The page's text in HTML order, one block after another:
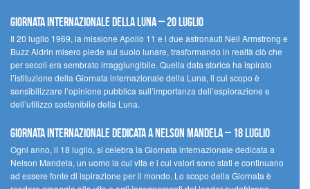
Giornata Internazionale della Luna – 20 luglio
Il 20 luglio 1969, la missione Apollo 11 e i due astronauti Neil Armstrong e
Buzz Aldrin misero piede sul suolo lunare, trasformando in realtà ciò che
per secoli era sembrato irraggiungibile. Quella data storica ha ispirato
l’istituzione della Giornata internazionale della Luna, il cui scopo è
sensibilizzare l’opinione pubblica sull’importanza dell’esplorazione e
dell’utilizzo sostenibile della Luna.
Giornata internazionale dedicata a Nelson Mandela – 18 luglio
Ogni anno, il 18 luglio, si celebra la Giornata internazionale dedicata a
Nelson Mandela, un uomo la cui vita e i cui valori sono stati e continuano
ad essere fonte di ispirazione per il mondo. Lo scopo della Giornata è